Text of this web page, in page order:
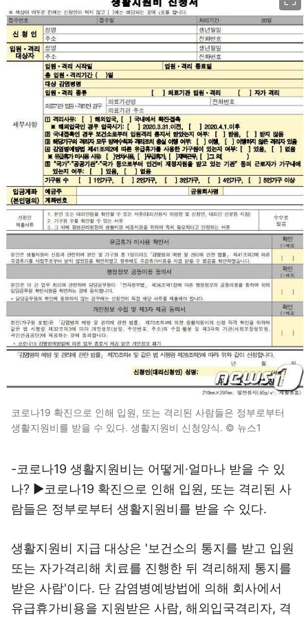
코로나19 확진으로 인해 입원, 또는 격리된 사람들은 정부로부터
생활지원비를 받을 수 있다. 생활지원비 신청양식. © 뉴스1
-코로나19 생활지원비는 어떻게·얼마나 받을 수 있
나? ▶코로나19 확진으로 인해 입원, 또는 격리된 사
람들은 정부로부터 생활지원비를 받을 수 있다.
생활지원비 지급 대상은 '보건소의 통지를 받고 입원
또는 자가격리해 치료를 진행한 뒤 격리해제 통지를
받은 사람'이다. 단 감염병예방법에 의해 회사에서
유급휴가비용을 지원받은 사람, 해외입국격리자, 격